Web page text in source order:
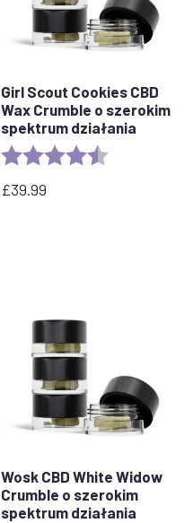
Girl Scout Cookies CBD
Wax Crumble o szerokim
spektrum działania
Ocena:
£39.99
Wosk CBD White Widow
Crumble o szerokim
spektrum działania